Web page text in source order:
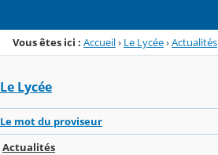
Vous êtes ici : Accueil› Le Lycée›Actualités
Le Lycée
Le mot du proviseur
Actualités